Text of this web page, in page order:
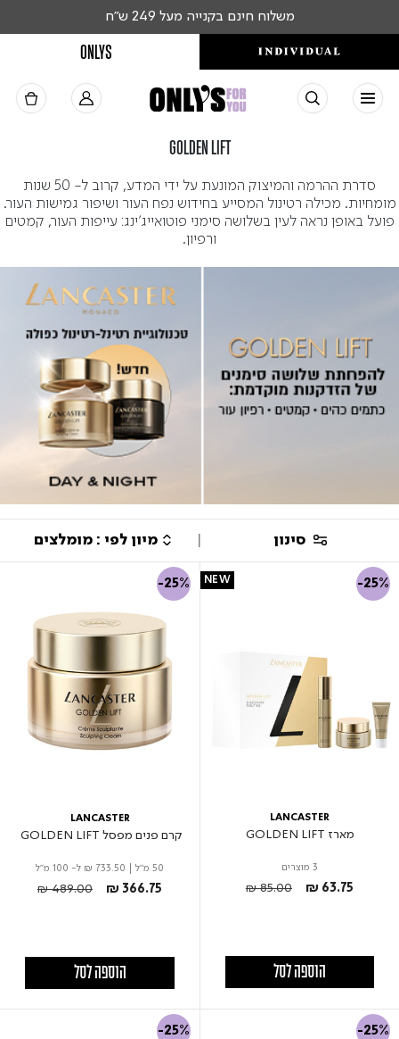
משלוח חינם בקנייה מעל 249 ש"ח
ONLYS
GOLDEN LIFT
סדרת ההרמה והמיצוק המונעת על ידי המדע, קרוב ל- 50 שנות
מומחיות. מכילה רטינול המסייע בחידוש נפח העור ושיפור גמישות העור.
פועל באופן נראה לעין בשלושה סימני פוטואייג’ינג: עייפות העור, קמטים
ורפיון.
סינון
-25%
NEW
LANCASTER
מארז GOLDEN LIFT
3 מוצרים
₪ 63.75
Price reduced from
₪ 85.00to
הוספה לסל
-25%
LANCASTER
קרם פנים מפסל GOLDEN LIFT
50 מ"ל ₪ 733.50 ל- 100 מ"ל
₪ 366.75
Price reduced from
₪ 489.00to
הוספה לסל
-25%
-25%